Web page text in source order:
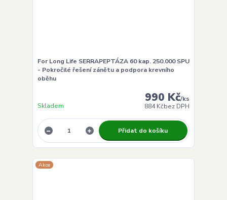
For Long Life SERRAPEPTÁZA 60 kap. 250.000 SPU
- Pokročilé řešení zánětu a podpora krevního
oběhu
990 Kč/ks
884 Kčbez DPH
Skladem
Přidat do košíku
Akce